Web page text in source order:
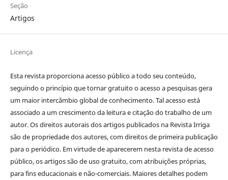
Seção
Artigos
Licença
Esta revista proporciona acesso público a todo seu conteúdo,
seguindo o princípio que tornar gratuito o acesso a pesquisas gera
um maior intercâmbio global de conhecimento. Tal acesso está
associado a um crescimento da leitura e citação do trabalho de um
autor. Os direitos autorais dos artigos publicados na Revista Irriga
são de propriedade dos autores, com direitos de primeira publicação
para o periódico. Em virtude de aparecerem nesta revista de acesso
público, os artigos são de uso gratuito, com atribuições próprias,
para fins educacionais e não-comerciais. Maiores detalhes podem